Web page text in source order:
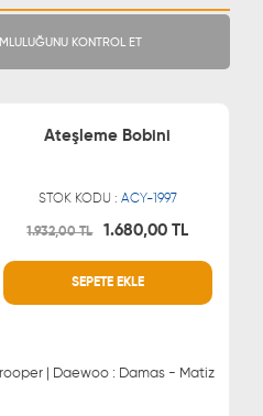
KONTROL ET
Ateşleme Bobini
STOK KODU : ACY-1997
1.932,00 TL 1.680,00 TL
SEPETE EKLE
| Daewoo : Damas - Matiz
0850 255 9229